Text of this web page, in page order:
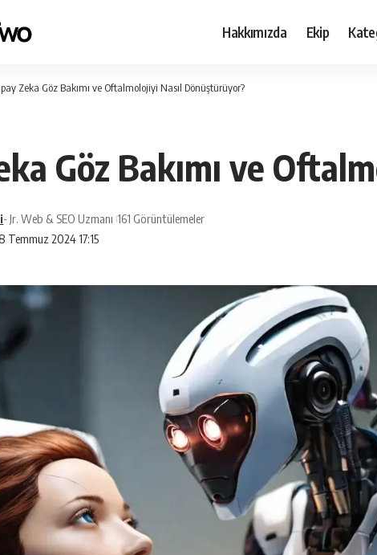
Hakkımızda Ekip
Zeka Göz Bakımı ve Oftalmolojiyi Nasıl Dönüştürüyor?
Göz Bakımı ve
Temmuz 2024 17:15
- Jr. Web & SEO Uzmanı 161 Görüntülemeler